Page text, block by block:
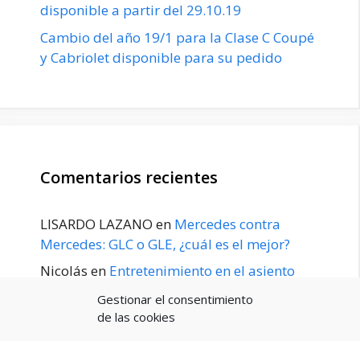
Gestionar el consentimiento
de las cookies
disponible a partir del 29.10.19
Cambio del año 19/1 para la Clase C Coupé
y Cabriolet disponible para su pedido
Comentarios recientes
LISARDO LAZANO en Mercedes contra
Mercedes: GLC o GLE, ¿cuál es el mejor?
Nicolás en Entretenimiento en el asiento
trasero para el GLE / GLS disponible a
principios de 2020